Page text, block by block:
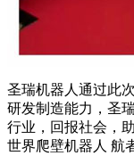
圣瑞机器人通过此
研发制造能力，圣
行业，回报社会，
世界爬壁机器人 航